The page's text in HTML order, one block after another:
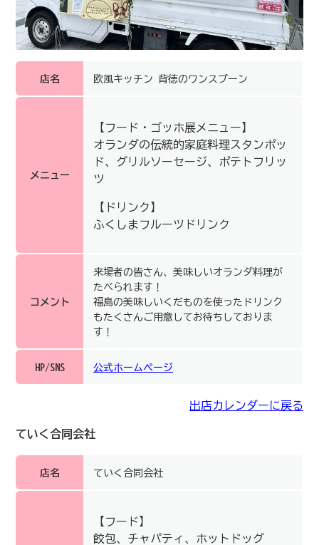
店名 欧風キッチン 背徳のワンスプーン
メニュー
【フード・ゴッホ展メニュー】
オランダの伝統的家庭料理スタンポッ
ド、グリルソーセージ、ポテトフリッ
ツ
【ドリンク】
ふくしまフルーツドリンク
コメント
来場者の皆さん、美味しいオランダ料理が
たべられます！
福島の美味しいくだものを使ったドリンク
もたくさんご用意してお待ちしておりま
す！
HP/SNS 公式ホームページ
出店カレンダーに戻る
ていく合同会社
店名 ていく合同会社
【フード】
餃包、チャパティ、ホットドッグ